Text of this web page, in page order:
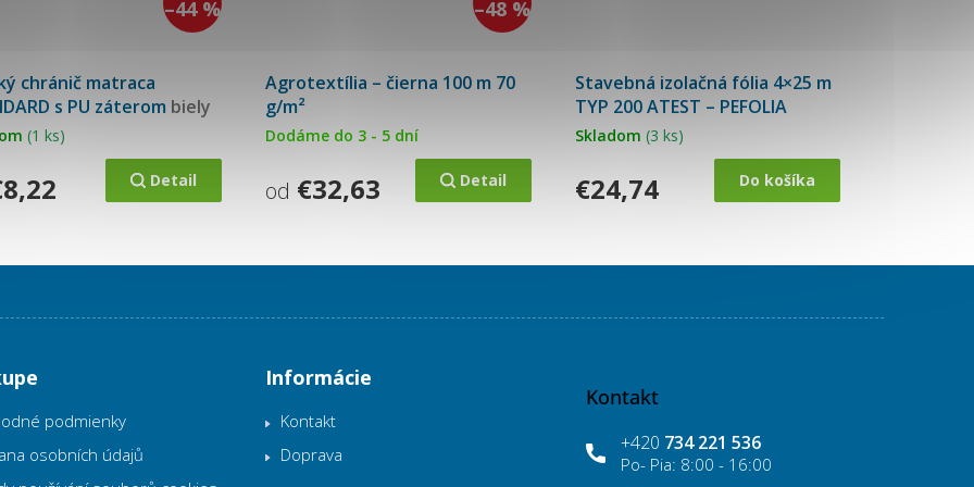
–44 %
chránič matraca
s PU záterom biely
(1 ks)
Detail
–48 %
Agrotextília – čierna 100 m 70
g/m²
Dodáme do 3 - 5 dní
od €32,63 Detail
Stavebná izolačná fólia 4×25 m
TYP 200 ATEST – PEFOLIA
Skladom (3 ks)
€24,74 Do košíka
podmienky
osobních údajů
Informácie
Kontakt
Doprava
Kontakt
+420 734 221 536